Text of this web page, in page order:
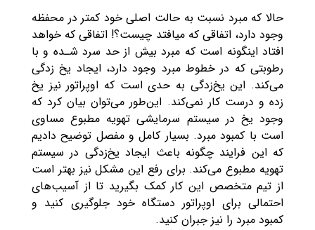
حالا که مبرد نسبت به حالت اصلی خود کمتر در محفظه
وجود دارد، اتفاقی که میافتد چیست؟! اتفاقی که خواهد
افتاد اینگونه است که مبرد بیش از حد سرد شـده و با
رطوبتی که در خطوط مبرد وجود دارد، ایجاد یخ زدگی
می‌کند. این یخ‌زدگی به حدی است که اوپراتور نیز یخ
زده و درست کار نمی‌کند‌. این‌طور می‌توان بیان کرد که
وجود یخ در سیستم سرمایشی تهویه مطبوع مساوی
است با کمبود مبرد‌. بسیار کامل و مفصل توضیح دادیم
که این فرایند چگونه باعث ایجاد یخ‌زدگی در سیستم
تهویه مطبوع می‌کند‌. برای رفع این مشکل نیز بهتر است
از تیم متخصص این کار کمک بگیرید تا از آسیب‌های
احتمالی برای اوپراتور دستگاه خود جلوگیری کنید و
کمبود مبرد را نیز جبران کنید.